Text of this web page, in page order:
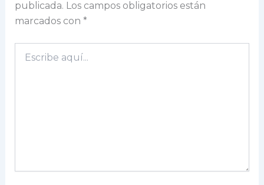
publicada. Los campos obligatorios están
marcados con *
aquí...